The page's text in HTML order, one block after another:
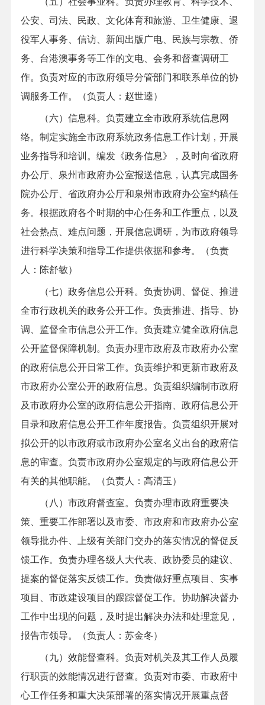
公安、司法、民政、文化体育和旅游、卫生健康、退
役军人事务、信访、新闻出版广电、民族与宗教、侨
务、台港澳事务等工作的文电、会务和督查调研工
作。负责对应的市政府领导分管部门和联系单位的协
调服务工作。（负责人：赵世逵）
（六）信息科。负责建立全市政府系统信息网
络。制定实施全市政府系统政务信息工作计划，开展
业务指导和培训。编发《政务信息》，及时向省政府
办公厅、泉州市政府办公室报送信息，认真完成国务
院办公厅、省政府办公厅和泉州市政府办公室约稿任
务。根据政府各个时期的中心任务和工作重点，以及
社会热点、难点问题，开展信息调研，为市政府领导
进行科学决策和指导工作提供依据和参考。（负责
人：陈舒敏）
（七）政务信息公开科。负责协调、督促、推进
全市行政机关的政务公开工作。负责推进、指导、协
调、监督全市信息公开工作。负责建立健全政府信息
公开监督保障机制。负责办理市政府及市政府办公室
的政府信息公开日常工作。负责维护和更新市政府及
市政府办公室公开的政府信息。负责组织编制市政府
及市政府办公室的政府信息公开指南、政府信息公开
目录和政府信息公开工作年度报告。负责组织开展对
拟公开的以市政府或市政府办公室名义出台的政府信
息的审查。负责市政府办公室规定的与政府信息公开
有关的其他职能。
（负责人：高清玉 ）
（八）市政府督查室。负责办理市政府重要决
策、重要工作部署以及市委、市政府和市政府办公室
领导批办件、上级有关部门交办的落实情况的督促反
馈工作。负责办理各级人大代表、政协委员的建议、
提案的督促落实反馈工作。负责做好重点项目、实事
项目、市政建设项目的跟踪督促工作。协助解决督办
工作中出现的问题，及时提出解决办法和处理意见，
报告市领导。（负责人：苏金冬）
（九）效能督查科。负责对机关及其工作人员履
行职责的效能情况进行督查。负责对市委、市政府中
心工作任务和重大决策部署的落实情况开展重点督